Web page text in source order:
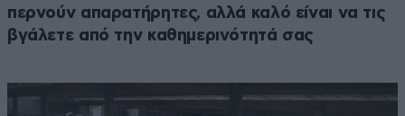
περνούν απαρατήρητες, αλλά καλό είναι να τις
βγάλετε από την καθημερινότητά σας